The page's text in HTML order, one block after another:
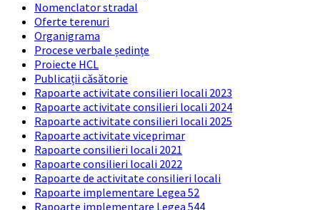
Nomenclator stradal
Oferte terenuri
Organigrama
Procese verbale ședințe
Proiecte HCL
Publicații căsătorie
Rapoarte activitate consilieri locali 2023
Rapoarte activitate consilieri locali 2024
Rapoarte activitate consilieri locali 2025
Rapoarte activitate viceprimar
Rapoarte consilieri locali 2021
Rapoarte consilieri locali 2022
Rapoarte de activitate consilieri locali
Rapoarte implementare Legea 52
Rapoarte implementare Legea 544